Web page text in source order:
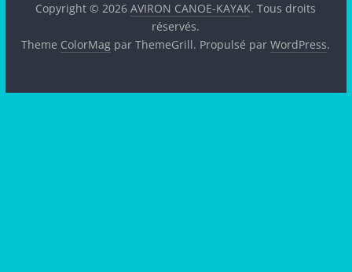
Copyright © 2026AVIRON CANOE-KAYAK. Tous droits
réservés.
Theme ColorMag par ThemeGrill. Propulsé parWordPress.